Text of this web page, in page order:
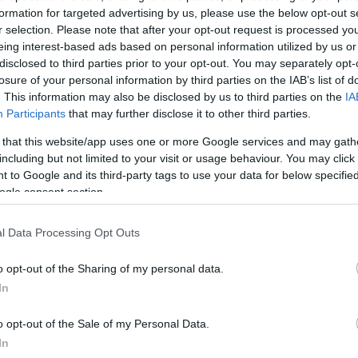
for targeted advertising by us, please use the below opt-out
selection. Please note that after your opt-out request is processed
interest-based ads based on personal information utilized by us
to third parties prior to your opt-out. You may separately
of your personal information by third parties on the IAB’s list of
This information may also be disclosed by us to third parties on the
Participants that may further disclose it to other third parties.
that this website/app uses one or more Google services and may
but not limited to your visit or usage behaviour. You may
to Google and its third-party tags to use your data for below
consent section.
Data Processing Opt Outs
opt-out of the Sharing of my personal data.
opt-out of the Sale of my Personal Data.
μου φώναζε, με έβριζε και με έκανε να νιώθω
Η πίεση, οι τραυματισμοί, όλα αυτά με έσπρωξαν
να βγάλω το σουτιέν, με έβαλε να ξαπλώσω
πάνω μου. Από εκείνη τη στιγμή το σώμα μου μπήκε
Για χρόνια καταπίεζα αυτές τις μνήμες, μέχρι
να επιστρέφουν.
σκέψεις, έφτασα σε σημείο να μην προσέχω
να νοσηλευτώ για μήνες. Μόνο η
άνθρωποι ήξεραν την αλήθεια. Η κακοποίηση με
ο λόγος που απομακρύνθηκα από το έπταθλο, που
στον στίβο».
ΔΙΑΦΗΜΙΣΗ